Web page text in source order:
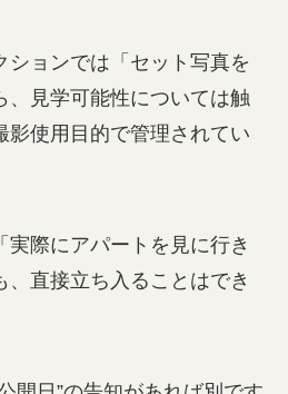
ションでは「セット写真を
、見学可能性については触
影使用目的で管理されてい
実際にアパートを見に行き
、直接立ち入ることはでき